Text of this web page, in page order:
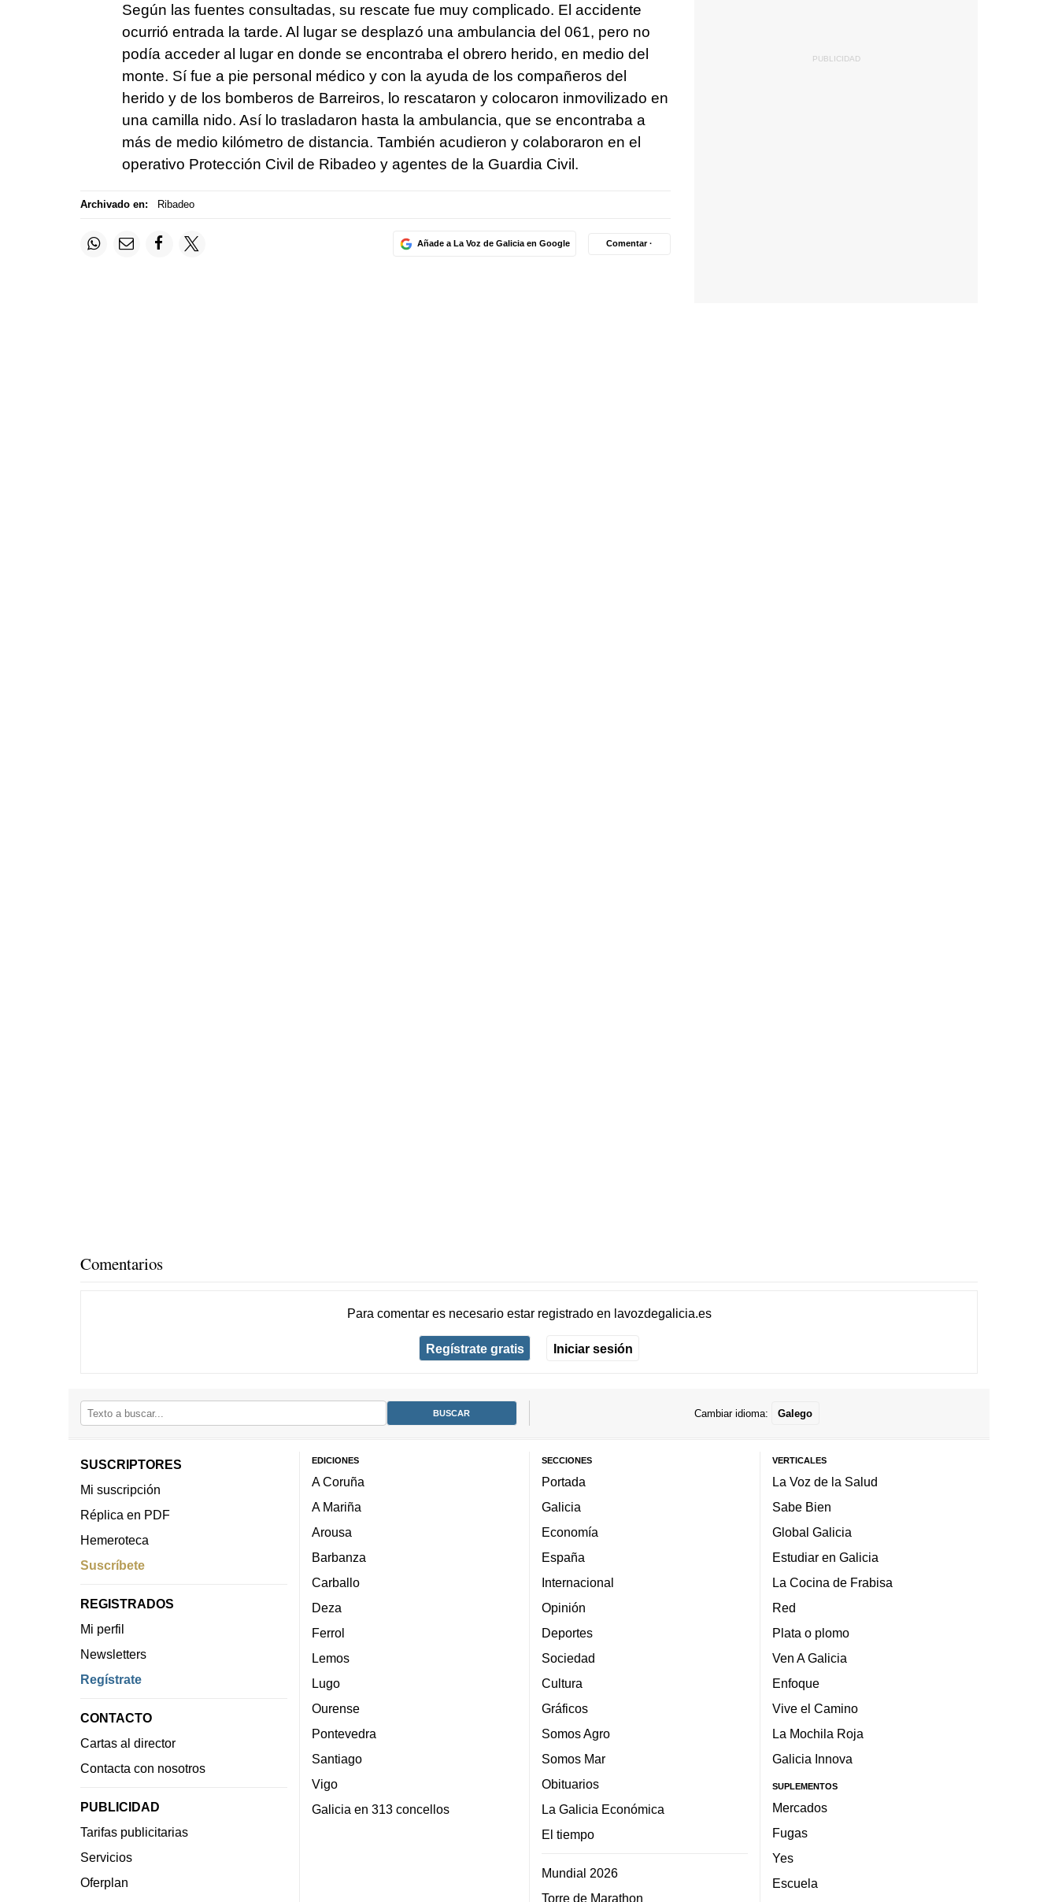
Según las fuentes consultadas, su rescate fue muy complicado. El accidente
ocurrió entrada la tarde. Al lugar se desplazó una ambulancia del 061, pero no
podía acceder al lugar en donde se encontraba el obrero herido, en medio del
monte. Sí fue a pie personal médico y con la ayuda de los compañeros del
herido y de los bomberos de Barreiros, lo rescataron y colocaron inmovilizado en
una camilla nido. Así lo trasladaron hasta la ambulancia, que se encontraba a
más de medio kilómetro de distancia. También acudieron y colaboraron en el
operativo Protección Civil de Ribadeo y agentes de la Guardia Civil.
Archivado en: Ribadeo
Añade a La Voz de Galicia en Google Comentar ·
Comentarios
Para comentar es necesario estar registradoen lavozdegalicia.es
Regístrate gratis Iniciar sesión
Cambiar idioma: Galego
SUSCRIPTORES
Mi suscripción
Réplica en PDF
Hemeroteca
Suscríbete
REGISTRADOS
Mi perfil
Newsletters
Regístrate
CONTACTO
Cartas al director
Contacta con nosotros
PUBLICIDAD
Tarifas publicitarias
Servicios
Oferplan
EDICIONES
A Coruña
A Mariña
Arousa
Barbanza
Carballo
Deza
Ferrol
Lemos
Lugo
Ourense
Pontevedra
Santiago
Vigo
Galicia en 313 concellos
SECCIONES
Portada
Galicia
Economía
España
Internacional
Opinión
Deportes
Sociedad
Cultura
Gráficos
Somos Agro
Somos Mar
Obituarios
La Galicia Económica
El tiempo
Mundial 2026
Torre de Marathon
VERTICALES
La Voz de la Salud
Sabe Bien
Global Galicia
Estudiar en Galicia
La Cocina de Frabisa
Red
Plata o plomo
Ven A Galicia
Enfoque
Vive el Camino
La Mochila Roja
Galicia Innova
SUPLEMENTOS
Mercados
Fugas
Yes
Escuela